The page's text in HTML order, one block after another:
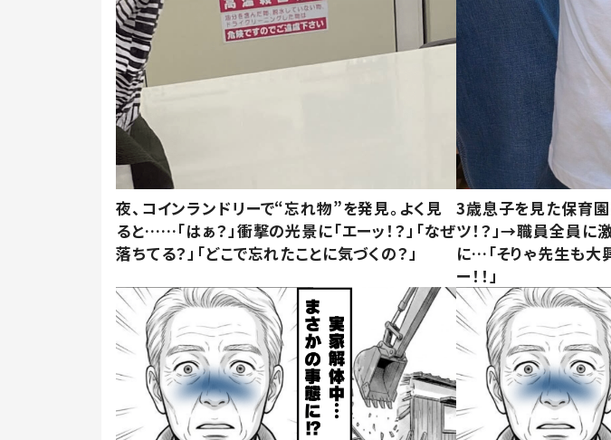
夜、コインランドリーで“忘れ物”を発見。よく見
ると……「はぁ？」衝撃の光景に「エーッ！？」「なぜ
落ちてる？」「どこで忘れたことに気づくの？」
3歳息子を見た保育
ツ！？」→職員全員に
に…「そりゃ先生も大
ー！！」